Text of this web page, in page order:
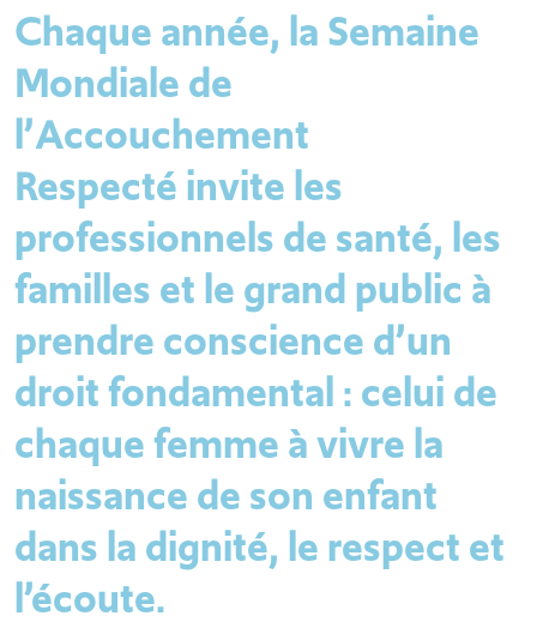
Chaque année, la Semaine
Mondiale de
l’Accouchement
Respecté invite les
professionnels de santé, les
familles et le grand public à
prendre conscience d’un
droit fondamental : celui de
chaque femme à vivre la
naissance de son enfant
dans la dignité, le respect et
l’écoute.